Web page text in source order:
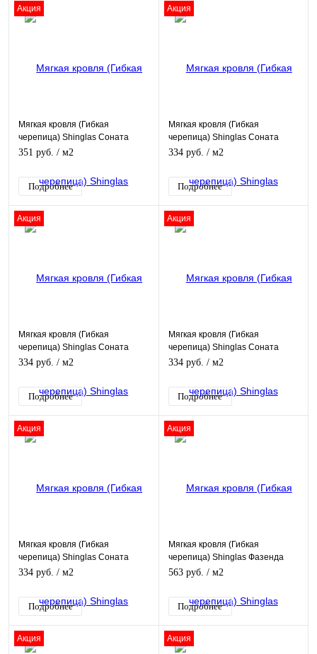
Акция
Мягкая кровля (Гибкая
черепица) Shinglas Соната
Оптима черный
351 руб. / м2
Подробнее
Акция
Мягкая кровля (Гибкая
черепица) Shinglas Соната
Оптима коричневый
334 руб. / м2
Подробнее
Акция
Мягкая кровля (Гибкая
черепица) Shinglas Соната
Оптима красный
334 руб. / м2
Подробнее
Акция
Мягкая кровля (Гибкая
черепица) Shinglas Соната
Оптима зеленый
334 руб. / м2
Подробнее
Акция
Мягкая кровля (Гибкая
черепица) Shinglas Соната
Оптима серый
334 руб. / м2
Подробнее
Акция
Мягкая кровля (Гибкая
черепица) Shinglas Фазенда
черный
563 руб. / м2
Подробнее
Акция Акция